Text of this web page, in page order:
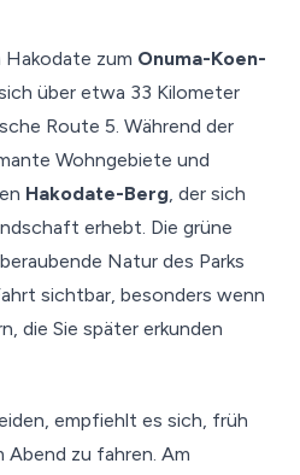
Hakodate zum Onuma-Koen-
über etwa 33 Kilometer
Route 5. Während der
Wohngebiete und
Hakodate-Berg, der sich
erhebt. Die grüne
Natur des Parks
sichtbar, besonders wenn
die Sie später erkunden
empfiehlt es sich, früh
Abend zu fahren. Am